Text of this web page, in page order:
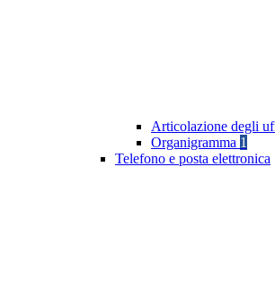
Articolazione degli
Organigramma 1
Telefono e posta elettronica